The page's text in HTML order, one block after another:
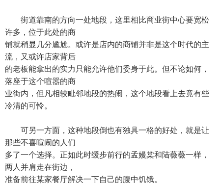
街道靠南的方向一处地段，这里相比商业街中心要宽松
许多，位于此处的商
铺就稍显几分尴尬。或许是店内的商铺并非是这个时代的主
流，又或许店家背后
的老板能拿出的实力只能允许他们委身于此。但不论如何，
落座于这个喧嚣的商
业街内，但凡相较毗邻地段的热闹，这个地段看上去竟有些
冷清的可怜。
可另一方面，这种地段倒也有独具一格的好处，就是让
那些不喜喧闹的人们
多了一个选择。正如此时缓步前行的孟嫚棠和陆薇薇一样，
两人并肩走在街边，
准备前往某家餐厅解决一下自己的腹中饥饿。